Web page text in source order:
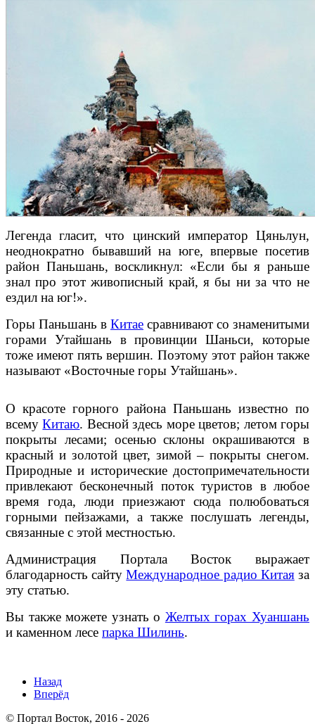
Легенда гласит, что цинский император Цяньлун,
неоднократно бывавший на юге, впервые посетив
район Паньшань, воскликнул: «Если бы я раньше
знал про этот живописный край, я бы ни за что не
ездил на юг!».
Горы Паньшань в Китае сравнивают со знаменитыми
горами Утайшань в провинции Шаньси, которые
тоже имеют пять вершин. Поэтому этот район также
называют «Восточные горы Утайшань».
О красоте горного района Паньшань известно по
всемуКитаю. Весной здесь море цветов; летом горы
покрыты лесами; осенью склоны окрашиваются в
красный и золотой цвет, зимой – покрыты снегом.
Природные и исторические достопримечательности
привлекают бесконечный поток туристов в любое
время года, люди приезжают сюда полюбоваться
горными пейзажами, а также послушать легенды,
связанные с этой местностью.
Администрация Портала Восток выражает
благодарность сайтуМеждународное радио Китаяза
эту статью.
Вы также можете узнать о Желтых горах Хуаншань
и каменном лесе парка Шилинь.
Назад
Вперёд
© Портал Восток, 2016 - 2026